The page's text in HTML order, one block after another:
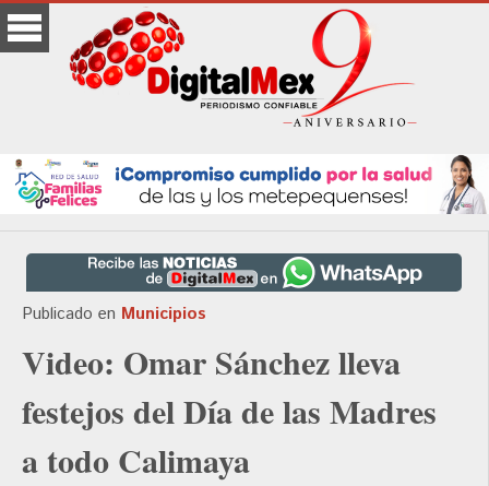
Publicado en Municipios
Video: Omar Sánchez lleva
festejos del Día de las Madres
a todo Calimaya